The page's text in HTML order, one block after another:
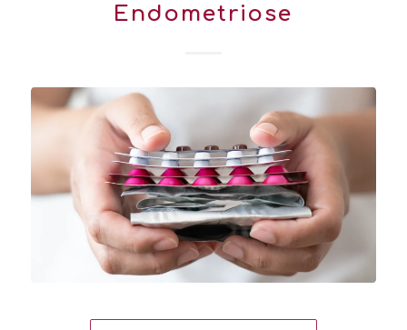
Endometriose